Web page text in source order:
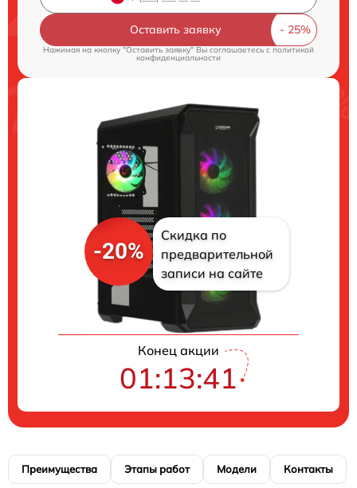
Оставить заявку
Нажимая на кнопку "Оставить заявку" Вы соглашаетесь cполитикой
конфиденциальности
-20%
Скидка по
предварительной
записи на сайте
Конец акции
01:13:40
Преимущества Этапы работ Модели Контакты